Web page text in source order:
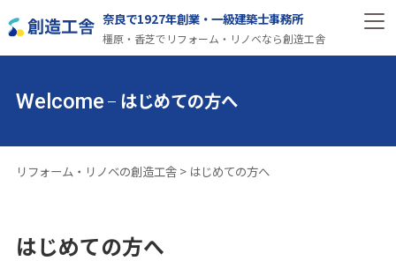
奈良で1927年創業・一級建築士事務所
橿原・香芝でリフォーム・リノベなら創造工舎
Welcome はじめての方へ
リフォーム・リノベの創造工舎> はじめての方へ
はじめての方へ